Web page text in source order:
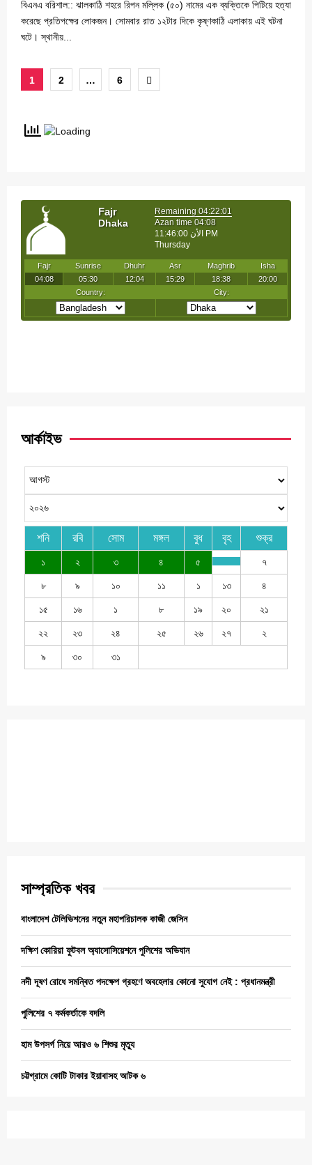
বিএনএ বরিশাল:: ঝালকাঠি শহরে রিপন মল্লিক (৫০) নামের এক ব্যক্তিকে পিটিয়ে হত্যা
করেছে প্রতিপক্ষের লোকজন। সোমবার রাত ১২টার দিকে কৃষ্ণকাঠি এলাকায় এই ঘটনা
ঘটে। স্থানীয়...
Posts
1 2 … 6
আর্কাইভ
শনি রবি সোম মঙ্গল বুধ বৃহ শুক্র
১ ২ ৩ ৪ ৫ ৭
৮ ৯ ১০ ১১ ১ ১৩ ৪
১৫ ১৬ ১ ৮ ১৯ ২০ ২১
২২ ২৩ ২৪ ২৫ ২৬ ২৭ ২
৯ ৩০ ৩১
সাম্প্রতিক খবর
বাংলাদেশ টেলিভিশনের নতুন মহাপরিচালক কাজী জেসিন
দক্ষিণ কোরিয়া ফুটবল অ্যাসোসিয়েশনে পুলিশের অভিযান
নদী দূষণ রোধে সমন্বিত পদক্ষেপ গ্রহণে অবহেলার কোনো সুযোগ নেই : প্রধানমন্ত্রী
পুলিশের ৭ কর্মকর্তাকে বদলি
হাম উপসর্গ নিয়ে আরও ৬ শিশুর মৃত্যু
চট্টগ্রামে কোটি টাকার ইয়াবাসহ আটক ৬